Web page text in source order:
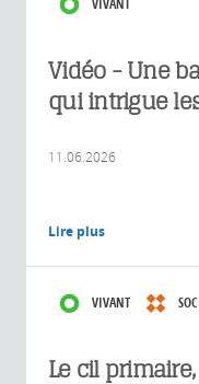
Vidéo - Une
qui intrigue
11.06.2026
Lire plus
VIVANT
Le cil